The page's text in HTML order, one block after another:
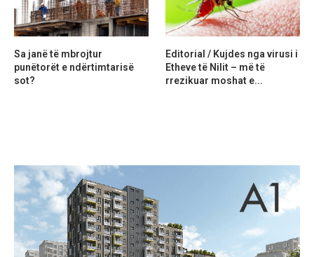
Sa janë të mbrojtur
punëtorët e ndërtimtarisë
sot?
Editorial / Kujdes nga virusi i
Etheve të Nilit – më të
rrezikuar moshat e...